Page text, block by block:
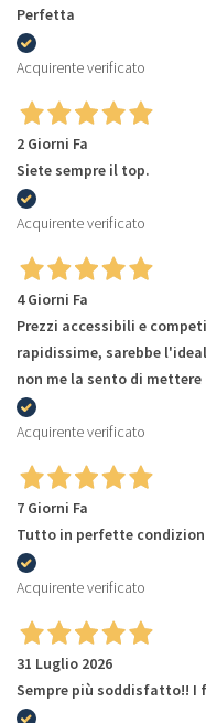
Perfetta
Acquirente verificato
2 Giorni Fa
Siete sempre il top.
Acquirente verificato
4 Giorni Fa
Prezzi accessibili e
rapidissime, sarebbe
non me la sento di mettere
Acquirente verificato
7 Giorni Fa
Tutto in perfette
Acquirente verificato
31 Luglio 2026
Sempre più soddisfatto!! I